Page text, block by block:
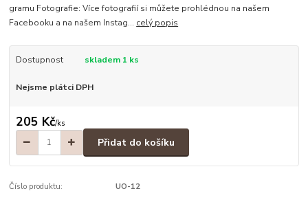
gramu Fotografie: Více fotografií si můžete prohlédnou na našem
Facebooku a na našem Instag... celý popis
Dostupnost skladem 1 ks
Nejsme plátci DPH
205 Kč/ks
Přidat do košíku
Číslo produktu: UO-12